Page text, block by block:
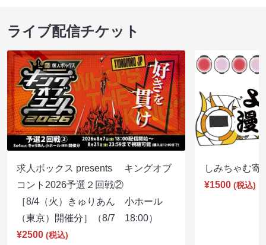
ライブ配信チケット
求人ボックス presents キングオブ
コント2026予選２回戦②
［8/4（火）きゅりあん 小ホール
（東京）開催分］（8/7 18:00）
¥2500 (税込)
しみちゃむ
¥1500 (税込)